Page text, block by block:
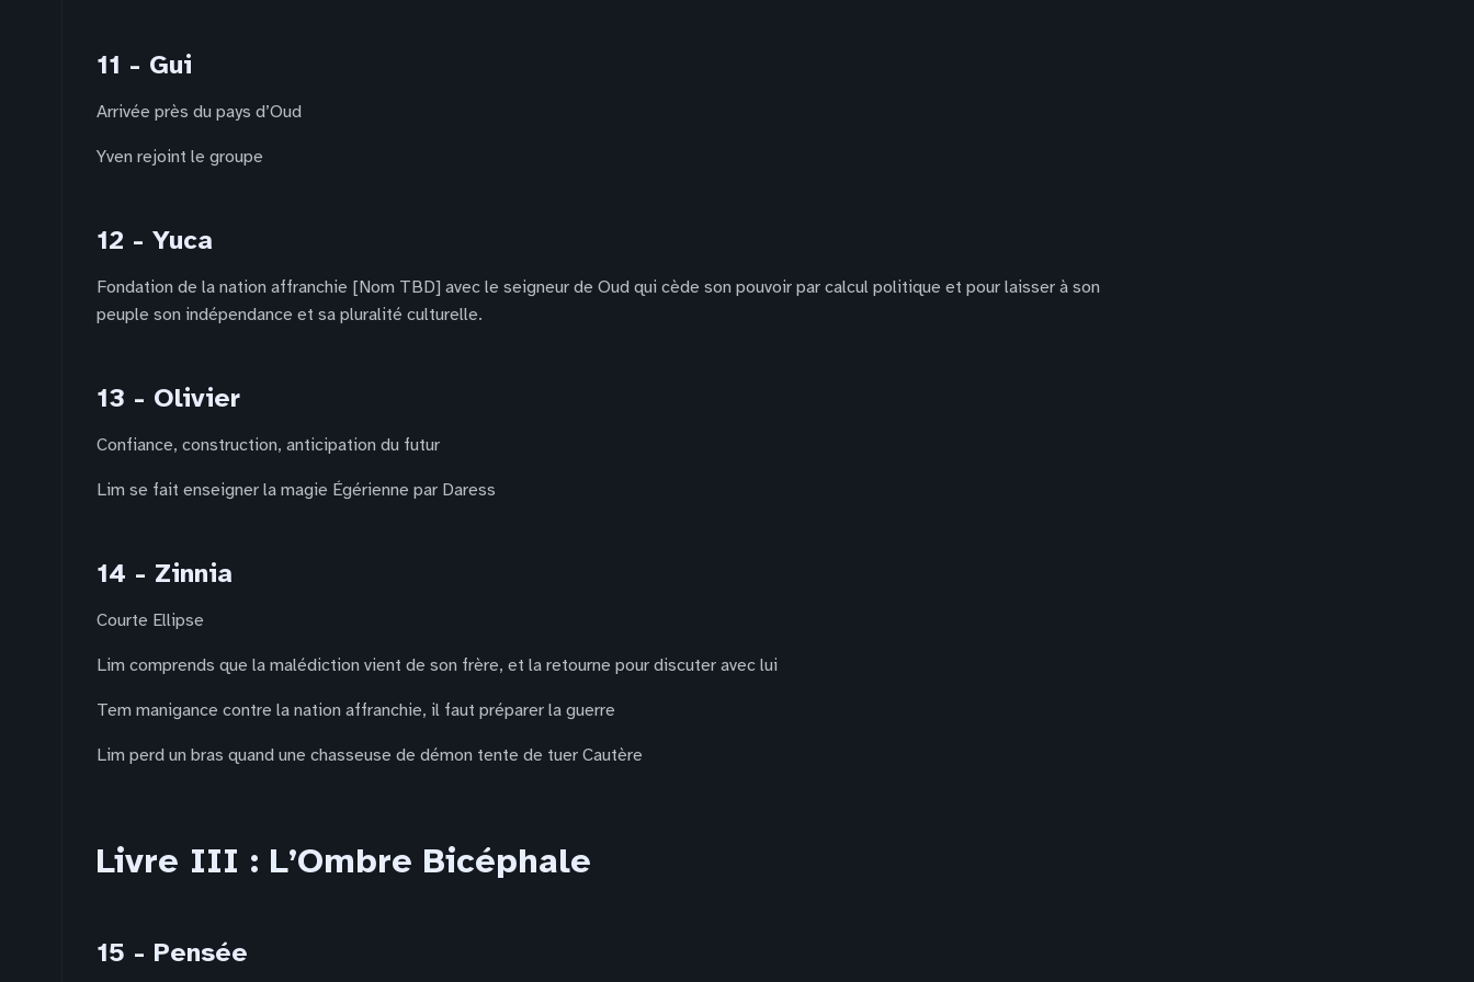
11 - Gui
Arrivée près du pays d’Oud
Yven rejoint le groupe
12 - Yuca
Fondation de la nation affranchie [Nom TBD] avec le seigneur de Oud qui cède son pouvoir par calcul politique et pour laisser à son
peuple son indépendance et sa pluralité culturelle.
13 - Olivier
Confiance, construction, anticipation du futur
Lim se fait enseigner la magie Égérienne par Daress
14 - Zinnia
Courte Ellipse
Lim comprends que la malédiction vient de son frère, et la retourne pour discuter avec lui
Tem manigance contre la nation affranchie, il faut préparer la guerre
Lim perd un bras quand une chasseuse de démon tente de tuer Cautère
Livre III : L’Ombre Bicéphale
15 - Pensée